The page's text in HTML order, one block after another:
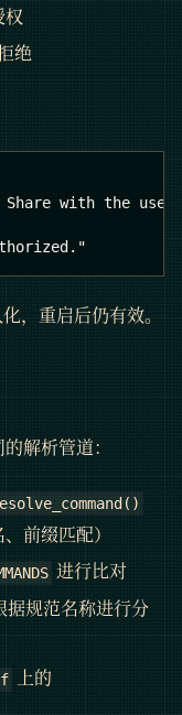
权
绝
Share with the
，重启后仍有效。
解析管道：
前缀匹配）
进行比对
据规范名称进行分
上的